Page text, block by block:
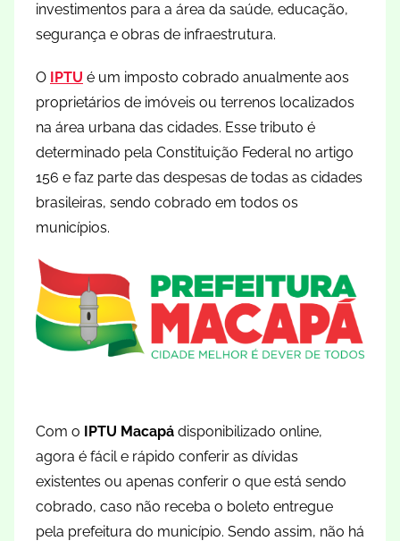
investimentos para a área da saúde, educação,
segurança e obras de infraestrutura.
O IPTU é um imposto cobrado anualmente aos
proprietários de imóveis ou terrenos localizados
na área urbana das cidades. Esse tributo é
determinado pela Constituição Federal no artigo
156 e faz parte das despesas de todas as cidades
brasileiras, sendo cobrado em todos os
municípios.
Com o IPTU Macapá disponibilizado online,
agora é fácil e rápido conferir as dívidas
existentes ou apenas conferir o que está sendo
cobrado, caso não receba o boleto entregue
pela prefeitura do município. Sendo assim, não há